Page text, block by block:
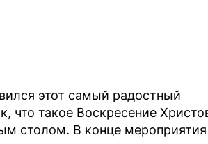
этот самый радостный
что такое Воскресение
столом. В конце мероприятия